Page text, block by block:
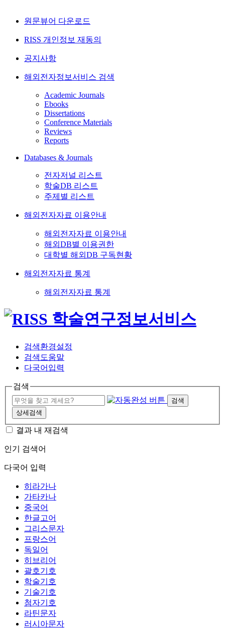
원문뷰어 다운로드
RISS 개인정보 재동의
공지사항
해외전자정보서비스 검색
Academic Journals
Ebooks
Dissertations
Conference Materials
Reviews
Reports
Databases & Journals
전자저널 리스트
학술DB 리스트
주제별 리스트
해외전자자료 이용안내
해외전자자료 이용안내
해외DB별 이용권한
대학별 해외DB 구독현황
해외전자자료 통계
해외전자자료 통계
검색환경설정
검색도움말
다국어입력
검색
검색
상세검색
결과 내 재검색
인기 검색어
다국어 입력
히라가나
가타카나
중국어
한글고어
그리스문자
프랑스어
독일어
히브리어
괄호기호
학술기호
기술기호
첨자기호
라틴문자
러시아문자